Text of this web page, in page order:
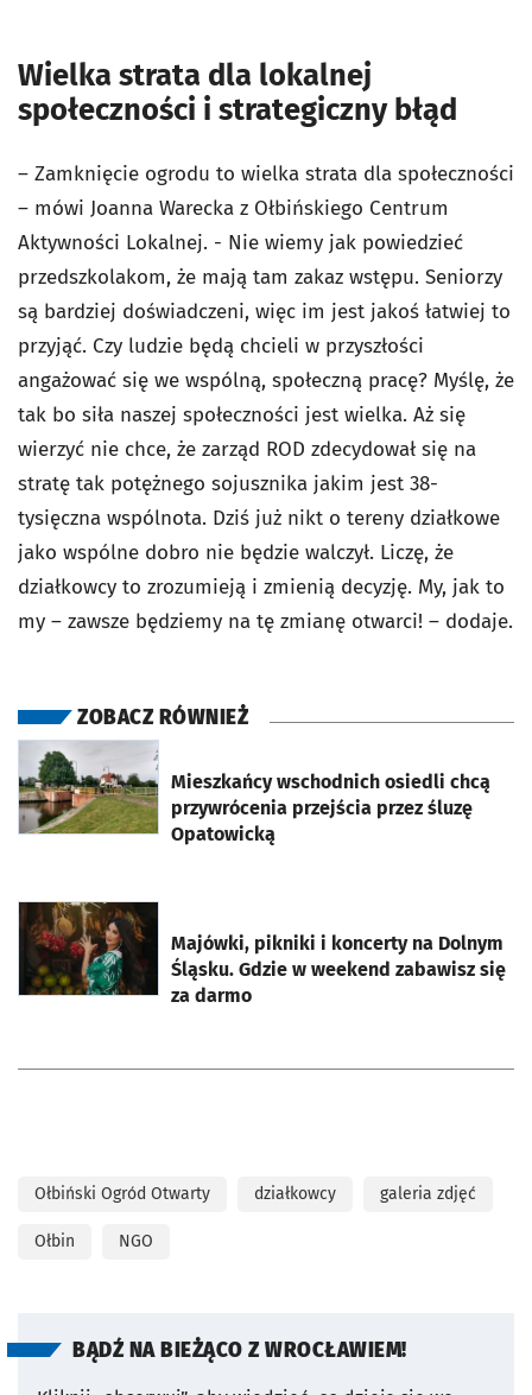
Wielka strata dla lokalnej
społeczności i strategiczny błąd
– Zamknięcie ogrodu to wielka strata dla społeczności
– mówi Joanna Warecka z Ołbińskiego Centrum
Aktywności Lokalnej. - Nie wiemy jak powiedzieć
przedszkolakom, że mają tam zakaz wstępu. Seniorzy
są bardziej doświadczeni, więc im jest jakoś łatwiej to
przyjąć. Czy ludzie będą chcieli w przyszłości
angażować się we wspólną, społeczną pracę? Myślę, że
tak bo siła naszej społeczności jest wielka. Aż się
wierzyć nie chce, że zarząd ROD zdecydował się na
stratę tak potężnego sojusznika jakim jest 38-
tysięczna wspólnota. Dziś już nikt o tereny działkowe
jako wspólne dobro nie będzie walczył. Liczę, że
działkowcy to zrozumieją i zmienią decyzję. My, jak to
my – zawsze będziemy na tę zmianę otwarci! – dodaje.
ZOBACZ RÓWNIEŻ
Mieszkańcy wschodnich osiedli chcą
przywrócenia przejścia przez śluzę
Opatowicką
otworzy się w nowej karcie
Majówki, pikniki i koncerty na Dolnym
Śląsku. Gdzie w weekend zabawisz się
za darmo
otworzy się w nowej karcie
Ołbiński Ogród Otwarty działkowcy galeria zdjęć
Ołbin NGO
BĄDŹ NA BIEŻĄCO Z WROCŁAWIEM!